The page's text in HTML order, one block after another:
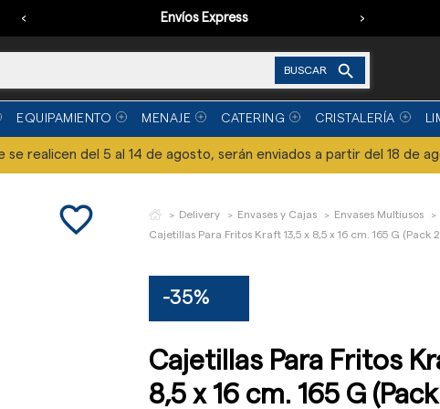
Envíos Express
‹ ›
BUSCAR 
EQUIPAMIENTO MENAJE CATERING CRISTALERÍA
se realicen del 5 al 14 de agosto, serán enviados a partir del 18 de
favorite_border Delivery Envases y Cajas
Envases Multiusos
Cajetillas Para Fritos Kraft 13,5 x 8,5 x 16 cm. 165 G (Pack
-35%
Cajetillas Para Fritos
8,5 x 16 cm. 165 G